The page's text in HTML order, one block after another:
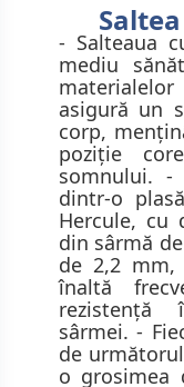
- Salteaua
mediu
asigură un
corp,
poziție
somnului. -
dintr-o
Hercule, cu
din sârmă
de 2,2
înaltă
rezistenţă
sârmei. -
de
o grosimea